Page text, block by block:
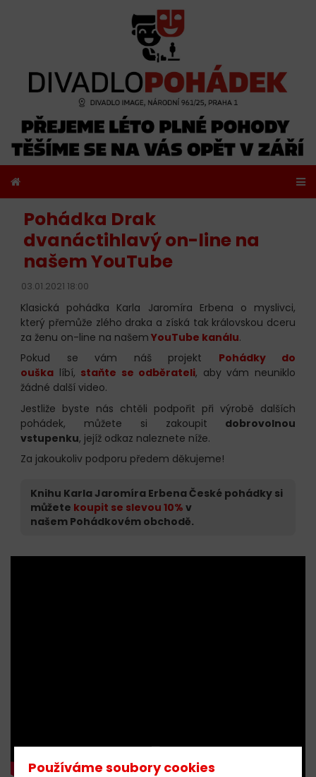
Pohádka Drak
dvanáctihlavý on-line na
našem YouTube
03.01.2021 18:00
Klasická pohádka Karla Jaromíra Erbena o myslivci,
který přemůže zlého draka a získá tak královskou dceru
za ženu on-line na našem YouTube kanálu.
Pokud se vám náš projekt Pohádky do
ouška líbí, staňte se odběrateli, aby vám neuniklo
žádné další video.
Jestliže byste nás chtěli podpořit při výrobě dalších
pohádek, můžete si zakoupit dobrovolnou
vstupenku, jejíž odkaz naleznete níže.
Za jakoukoliv podporu předem děkujeme!
Knihu Karla Jaromíra Erbena České pohádky si
můžete koupit se slevou 10% v
našem Pohádkovém obchodě.
Používáme soubory cookies